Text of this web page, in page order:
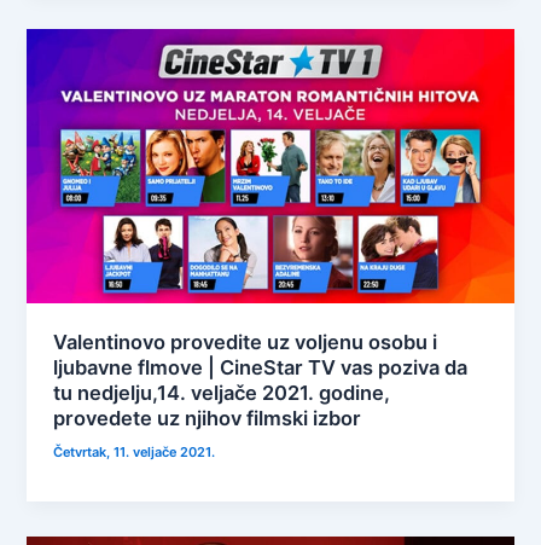
Valentinovo provedite uz voljenu osobu i
ljubavne flmove | CineStar TV vas poziva da
tu nedjelju,14. veljače 2021. godine,
provedete uz njihov filmski izbor
Četvrtak, 11. veljače 2021.